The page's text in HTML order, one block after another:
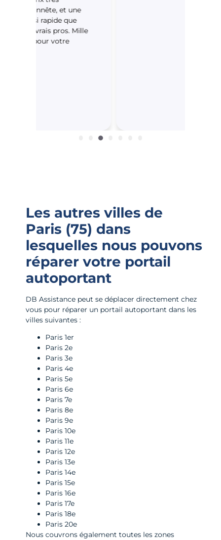
Les autres villes de
Paris (75) dans
lesquelles nous pouvons
réparer votre portail
autoportant
DB Assistance peut se déplacer directement chez
vous pour réparer un portail autoportant dans les
villes suivantes :
Paris 1er
Paris 2e
Paris 3e
Paris 4e
Paris 5e
Paris 6e
Paris 7e
Paris 8e
Paris 9e
Paris 10e
Paris 11e
Paris 12e
Paris 13e
Paris 14e
Paris 15e
Paris 16e
Paris 17e
Paris 18e
Paris 20e
Nous couvrons également toutes les zones